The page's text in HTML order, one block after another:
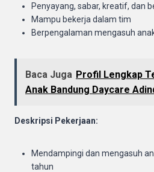
Penyayang, sabar, kreatif, dan
Mampu bekerja dalam tim
Berpengalaman mengasuh
Baca Juga Profil Lengkap
Anak Bandung Daycare
Deskripsi Pekerjaan:
Mendampingi dan mengasuh
tahun